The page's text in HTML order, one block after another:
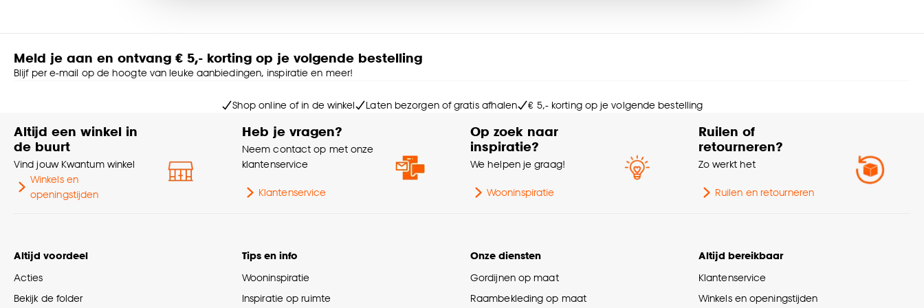
Zwart
Interieurstijl Modern, Industrieel
Mat
Meld je aan en ontvang € 5,- korting op je volgende bestelling
Blijf per e-mail op de hoogte van leuke aanbiedingen, inspiratie en meer!
Shop online of in de winkel Laten bezorgen of gratis afhalen € 5,- korting op je volgende bestelling
Altijd een winkel in
de buurt
Vind jouw Kwantum winkel
Winkels en
openingstijden
Heb je vragen?
Neem contact op met onze
klantenservice
Klantenservice
Op zoek naar
inspiratie?
We helpen je graag!
Wooninspiratie
Ruilen of
retourneren?
Zo werkt het
Ruilen en retourneren
Altijd voordeel
Acties
Bekijk de folder
Tips en info
Wooninspiratie
Inspiratie op ruimte
Onze diensten
Gordijnen op maat
Raambekleding op maat
Altijd bereikbaar
Klantenservice
Winkels en openingstijden